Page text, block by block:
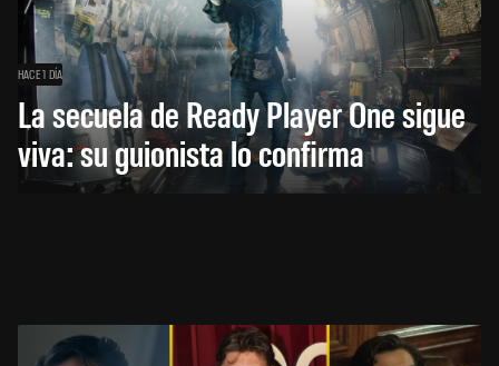
HACE 1 DÍA
La secuela de Ready Player One sigue
viva: su guionista lo confirma